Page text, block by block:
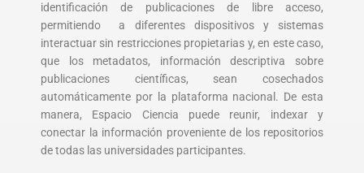
identificación de publicaciones de libre acceso,
permitiendo a diferentes dispositivos y sistemas
interactuar sin restricciones propietarias y, en este caso,
que los metadatos, información descriptiva sobre
publicaciones científicas, sean cosechados
automáticamente por la plataforma nacional. De esta
manera, Espacio Ciencia puede reunir, indexar y
conectar la información proveniente de los repositorios
de todas las universidades participantes.